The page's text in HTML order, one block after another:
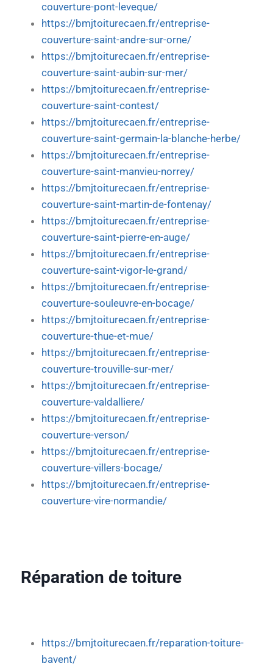
couverture-pont-leveque/
https://bmjtoiturecaen.fr/entreprise-
couverture-saint-andre-sur-orne/
https://bmjtoiturecaen.fr/entreprise-
couverture-saint-aubin-sur-mer/
https://bmjtoiturecaen.fr/entreprise-
couverture-saint-contest/
https://bmjtoiturecaen.fr/entreprise-
couverture-saint-germain-la-blanche-herbe/
https://bmjtoiturecaen.fr/entreprise-
couverture-saint-manvieu-norrey/
https://bmjtoiturecaen.fr/entreprise-
couverture-saint-martin-de-fontenay/
https://bmjtoiturecaen.fr/entreprise-
couverture-saint-pierre-en-auge/
https://bmjtoiturecaen.fr/entreprise-
couverture-saint-vigor-le-grand/
https://bmjtoiturecaen.fr/entreprise-
couverture-souleuvre-en-bocage/
https://bmjtoiturecaen.fr/entreprise-
couverture-thue-et-mue/
https://bmjtoiturecaen.fr/entreprise-
couverture-trouville-sur-mer/
https://bmjtoiturecaen.fr/entreprise-
couverture-valdalliere/
https://bmjtoiturecaen.fr/entreprise-
couverture-verson/
https://bmjtoiturecaen.fr/entreprise-
couverture-villers-bocage/
https://bmjtoiturecaen.fr/entreprise-
couverture-vire-normandie/
Réparation de toiture
https://bmjtoiturecaen.fr/reparation-toiture-
bavent/